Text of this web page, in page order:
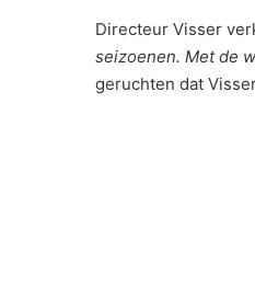
Directeur Visser
seizoenen. Met de
geruchten dat